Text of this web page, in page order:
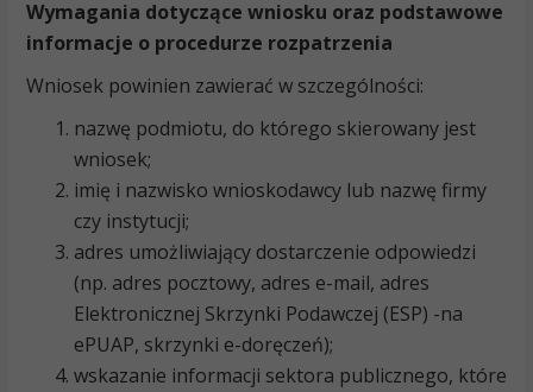
Wymagania dotyczące wniosku oraz podstawowe
informacje o procedurze rozpatrzenia
Wniosek powinien zawierać w szczególności:
nazwę podmiotu, do którego skierowany jest
wniosek;
imię i nazwisko wnioskodawcy lub nazwę firmy
czy instytucji;
adres umożliwiający dostarczenie odpowiedzi
(np. adres pocztowy, adres e-mail, adres
Elektronicznej Skrzynki Podawczej (ESP) -na
ePUAP, skrzynki e-doręczeń);
wskazanie informacji sektora publicznego, które